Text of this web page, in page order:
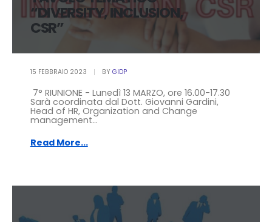
“DIVERSITY, INCLUSION,
CSR”
15 FEBBRAIO 2023 BY GIDP
7° RIUNIONE - Lunedì 13 MARZO, ore 16.00-17.30
Sarà coordinata dal Dott. Giovanni Gardini,
Head of HR, Organization and Change
management...
Read More...